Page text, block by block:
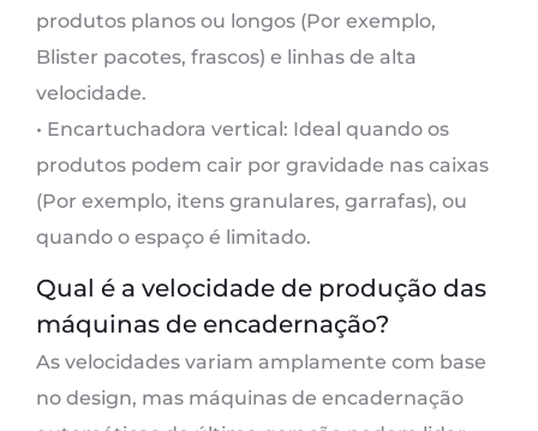
produtos planos ou longos (Por exemplo,
Blister pacotes, frascos) e linhas de alta
velocidade.
• Encartuchadora vertical: Ideal quando os
produtos podem cair por gravidade nas caixas
(Por exemplo, itens granulares, garrafas), ou
quando o espaço é limitado.
Qual é a velocidade de produção das
máquinas de encadernação?
As velocidades variam amplamente com base
no design, mas máquinas de encadernação